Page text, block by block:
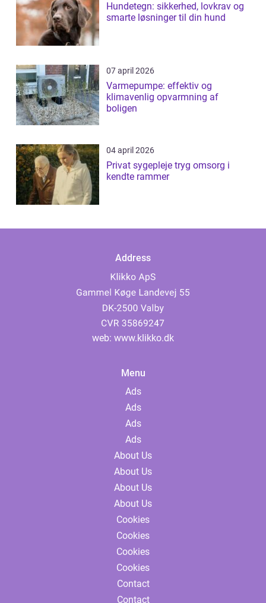
Hundetegn: sikkerhed, lovkrav og
smarte løsninger til din hund
07 april 2026
Varmepumpe: effektiv og
klimavenlig opvarmning af
boligen
04 april 2026
Privat sygepleje tryg omsorg i
kendte rammer
Address
web: www.klikko.dk
Menu
Ads
Ads
Ads
Ads
About Us
About Us
About Us
About Us
Cookies
Cookies
Cookies
Cookies
Contact
Contact